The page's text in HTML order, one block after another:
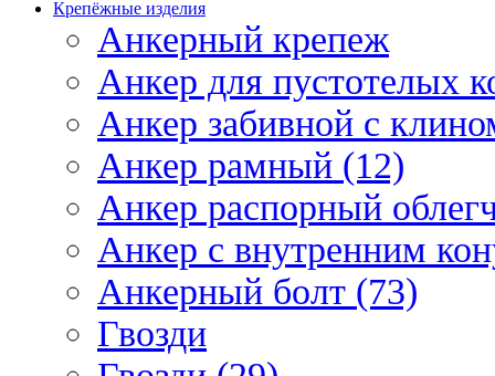
Крепёжные изделия
Анкерный крепеж
Анкер для пустотелых
Анкер забивной с
Анкер рамный (12)
Анкер распорный
Анкер с внутренним
Анкерный болт (73)
Гвозди